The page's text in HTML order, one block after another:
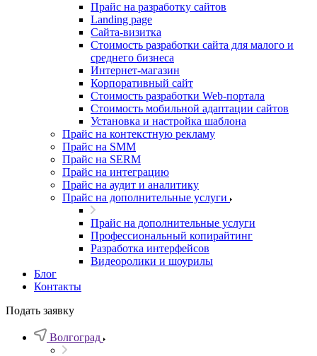
Прайс на разработку сайтов
Landing page
Cайта-визитка
Стоимость разработки сайта для малого и
среднего бизнеса
Интернет-магазин
Корпоративный сайт
Стоимость разработки Web-портала
Стоимость мобильной адаптации сайтов
Установка и настройка шаблона
Прайс на контекстную рекламу
Прайс на SMM
Прайс на SERM
Прайс на интеграцию
Прайс на аудит и аналитику
Прайс на дополнительные услуги
Прайс на дополнительные услуги
Профессиональный копирайтинг
Разработка интерфейсов
Видеоролики и шоурилы
Блог
Контакты
Подать заявку
Волгоград